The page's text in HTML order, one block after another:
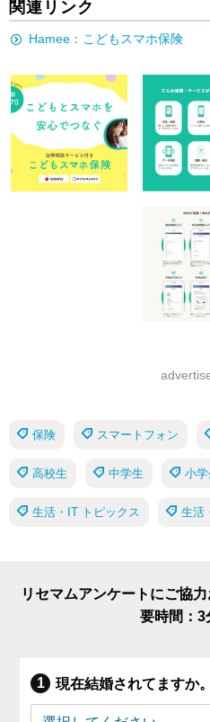
関連リンク
Hamee：こどもスマホ保険
保険 スマートフォン
高校生 中学生 小学
生活・IT トピックス 生活
リセマムアンケートにご協
要時間：3
現在結婚されてますか。